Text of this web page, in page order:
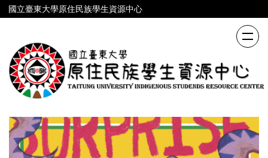
跳
到
內
容
區
國立臺東大學原住民族學生資源中心